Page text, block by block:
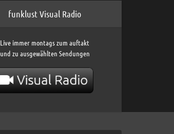
funklust Visual Radio
Live immer montags zum auftakt
und zu ausgewählten Sendungen